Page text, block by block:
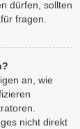
dürfen, sollten
fragen.
an, wie
nicht direkt